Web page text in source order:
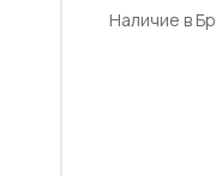
Наличие в